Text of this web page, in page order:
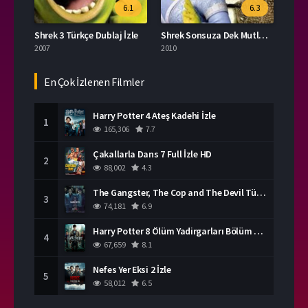
6.1
Shrek 3 Türkçe Dublaj İzle
2007
6.3
Shrek Sonsuza Dek Mutlu Full İzle Türkçe Dublaj
2010
En Çok İzlenen Filmler
1 Harry Potter 4 Ateş Kadehi İzle
165,306 7.7
2 Çakallarla Dans 7 Full İzle HD
88,002 4.3
3 The Gangster, The Cop and The Devil Türkçe Dublaj İzle
74,181 6.9
4 Harry Potter 8 Ölüm Yadirgarları Bölüm 2 İzle
67,659 8.1
5 Nefes Yer Eksi 2 İzle
58,012 6.5